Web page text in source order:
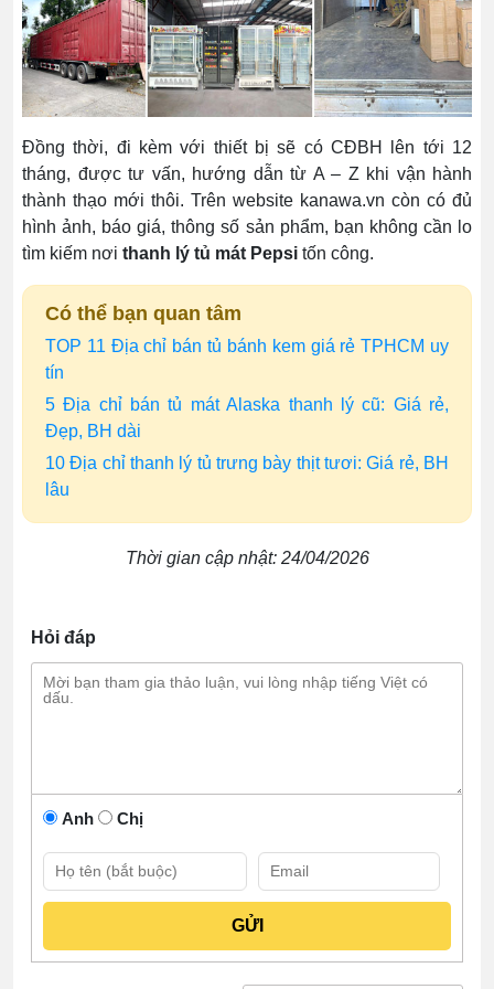
Đồng thời, đi kèm với thiết bị sẽ có CĐBH lên tới 12
tháng, được tư vấn, hướng dẫn từ A – Z khi vận hành
thành thạo mới thôi. Trên website kanawa.vn còn có đủ
hình ảnh, báo giá, thông số sản phẩm, bạn không cần lo
tìm kiếm nơi thanh lý tủ mát Pepsi tốn công.
Có thể bạn quan tâm
TOP 11 Địa chỉ bán tủ bánh kem giá rẻ TPHCM uy
tín
5 Địa chỉ bán tủ mát Alaska thanh lý cũ: Giá rẻ,
Đẹp, BH dài
10 Địa chỉ thanh lý tủ trưng bày thịt tươi: Giá rẻ, BH
lâu
Thời gian cập nhật: 24/04/2026
Hỏi đáp
Anh Chị